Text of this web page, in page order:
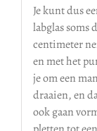
Je kunt dus
labglas soms
centimeter
en met het
je om een
draaien, en
ook gaan